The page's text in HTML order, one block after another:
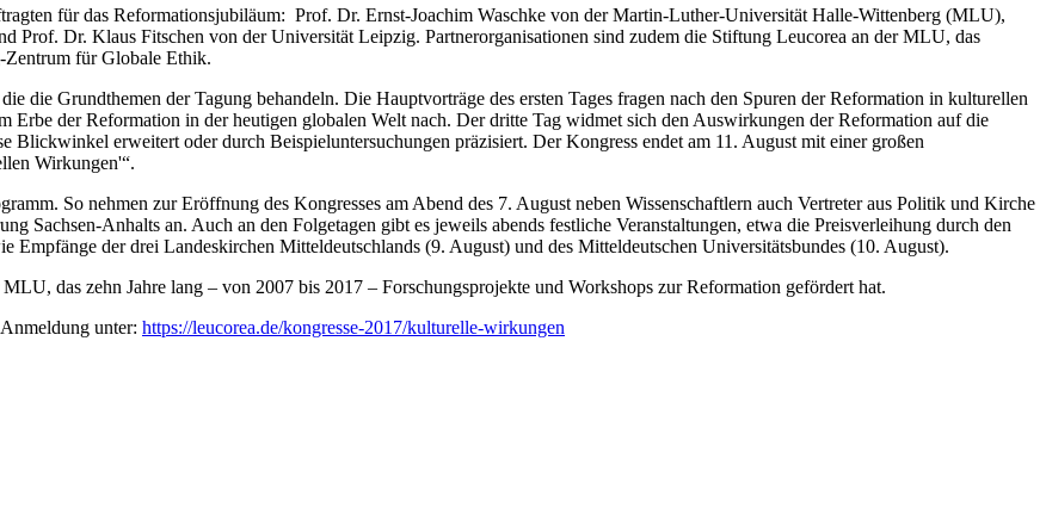
für das Reformationsjubiläum: Prof. Dr. Ernst-Joachim Waschke von der Martin-Luther-Universität Halle-Wittenberg (MLU),
Prof. Dr. Klaus Fitschen von der Universität Leipzig. Partnerorganisationen sind zudem die Stiftung Leucorea an der MLU, das
Zentrum für Globale Ethik.
die Grundthemen der Tagung behandeln. Die Hauptvorträge des ersten Tages fragen nach den Spuren der Reformation in kulturellen
Erbe der Reformation in der heutigen globalen Welt nach. Der dritte Tag widmet sich den Auswirkungen der Reformation auf die
Blickwinkel erweitert oder durch Beispieluntersuchungen präzisiert. Der Kongress endet am 11. August mit einer großen
Wirkungen'“.
So nehmen zur Eröffnung des Kongresses am Abend des 7. August neben Wissenschaftlern auch Vertreter aus Politik und Kirche
Sachsen-Anhalts an. Auch an den Folgetagen gibt es jeweils abends festliche Veranstaltungen, etwa die Preisverleihung durch den
Empfänge der drei Landeskirchen Mitteldeutschlands (9. August) und des Mitteldeutschen Universitätsbundes (10. August).
das zehn Jahre lang – von 2007 bis 2017 – Forschungsprojekte und Workshops zur Reformation gefördert hat.
unter: https://leucorea.de/kongresse-2017/kulturelle-wirkungen